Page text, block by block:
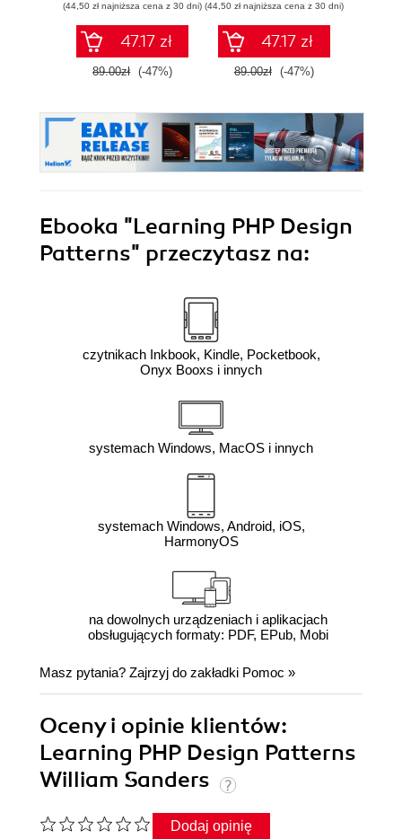
(44,50 zł najniższa cena z 30 dni)
47.17 zł
89.00zł (-47%)
systemy
modularne i
mikrousługi
(44,50 zł najniższa cena z 30 dni)
47.17 zł
89.00zł (-47%)
Ebooka "Learning PHP Design
Patterns" przeczytasz na:
czytnikach Inkbook, Kindle, Pocketbook,
Onyx Booxs i innych
systemach Windows, MacOS i innych
systemach Windows, Android, iOS,
HarmonyOS
na dowolnych urządzeniach i aplikacjach
obsługujących formaty: PDF, EPub, Mobi
Masz pytania? Zajrzyj do zakładki Pomoc »
Oceny i opinie klientów:
Learning PHP Design Patterns
William Sanders
Dodaj opinię